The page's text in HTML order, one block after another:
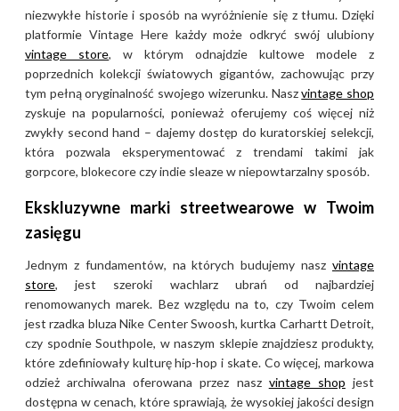
jej rozwój
Historia marki Calvin Klein
rozpoczęła się w 1968 roku w
Nowym Jorku, kiedy to
projektant wraz z przyjacielem
Barrym Schwartzem założył
firmę produkującą początkowo
płaszcze i kostiumy.
Kluczowym momentem lat 70.
było wprowadzenie na rynek
jeansów z nazwiskiem
projektanta na tylnej kieszeni,
co zrewolucjonizowało rynek
denimu i uczyniło z nich
przedmiot pożądania. W latach
80. marka umocniła swoją
pozycję dzięki prowokacyjnym
niezwykłe historie i sposób na wyróżnienie się z tłumu. Dzięki
platformie Vintage Here każdy może odkryć swój ulubiony
vintage store, w którym odnajdzie kultowe modele z
poprzednich kolekcji światowych gigantów, zachowując przy
tym pełną oryginalność swojego wizerunku. Naszvintage shop
zyskuje na popularności, ponieważ oferujemy coś więcej niż
zwykły second hand – dajemy dostęp do kuratorskiej selekcji,
która pozwala eksperymentować z trendami takimi jak
gorpcore, blokecore czy indie sleaze w niepowtarzalny sposób.
Ekskluzywne marki streetwearowe w Twoim
zasięgu
Jednym z fundamentów, na których budujemy nasz vintage
store, jest szeroki wachlarz ubrań od najbardziej
renomowanych marek. Bez względu na to, czy Twoim celem
jest rzadka bluza Nike Center Swoosh, kurtka Carhartt Detroit,
czy spodnie Southpole, w naszym sklepie znajdziesz produkty,
które zdefiniowały kulturę hip-hop i skate. Co więcej, markowa
odzież archiwalna oferowana przez nasz vintage shop jest
dostępna w cenach, które sprawiają, że wysokiej jakości design